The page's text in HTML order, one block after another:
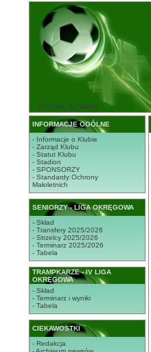
STRONA GŁÓWNA
INFORMACJE OGÓLNE
- Informacje o Klubie
- Zarząd Klubu
- Statut Klubu
- Stadion
- SPONSORZY
- Standardy Ochrony
Małoletnich
SENIORZY - LIGA OKRĘGOWA
- Skład
- Transfery 2025/2026
- Strzelcy 2025/2026
- Terminarz 2025/2026
- Tabela
TRAMPKARZE - IV LIGA
OKRĘGOWA
- Skład
- Terminarz i wyniki
- Tabela
CIEKAWOSTKI
- Redakcja